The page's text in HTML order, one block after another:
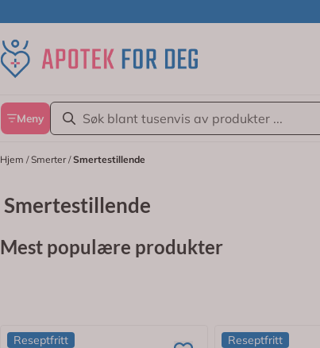
Meny
Hjem /Smerter/Smertestillende
Smertestillende
Mest populære produkter
Reseptfritt Reseptfritt